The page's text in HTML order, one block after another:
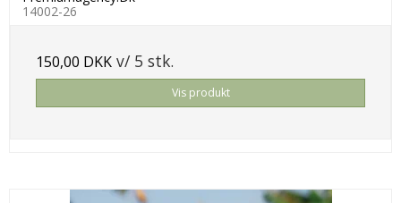
14002-26
150,00 DKK v/ 5 stk.
Vis produkt